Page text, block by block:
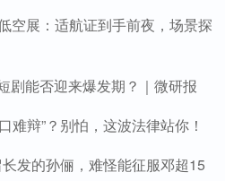
空展：适航证到手前夜，场景探
剧能否迎来爆发期？｜微研报
难辩”？别怕，这波法律站你！
发的孙俪，难怪能征服邓超15